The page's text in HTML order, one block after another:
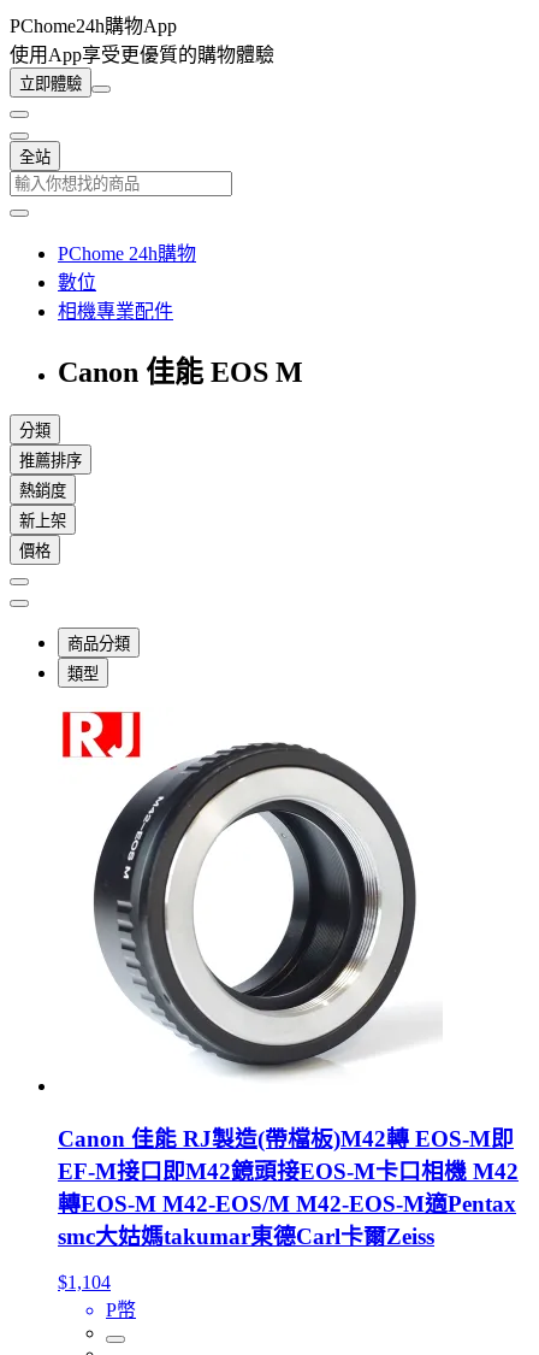
PChome24h購物App
使用App享受更優質的購物體驗
立即體驗
全站
PChome 24h購物
數位
相機專業配件
Canon 佳能 EOS M
分類
推薦排序
熱銷度
新上架
價格
商品分類
類型
Canon 佳能 RJ製造(帶檔板)M42轉 EOS-M即
EF-M接口即M42鏡頭接EOS-M卡口相機 M42
轉EOS-M M42-EOS/M M42-EOS-M適Pentax
smc大姑媽takumar東德Carl卡爾Zeiss
$1,104
P幣